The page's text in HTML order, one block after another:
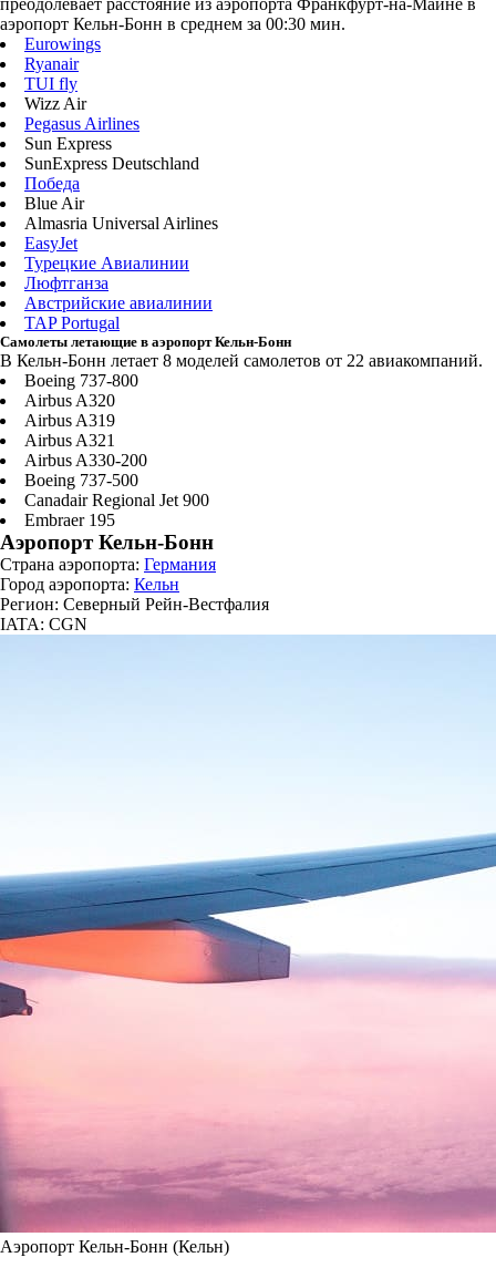
аэропорт Кельн-Бонн в среднем за 00:30 мин.
Eurowings
Ryanair
TUI fly
Wizz Air
Pegasus Airlines
Sun Express
SunExpress Deutschland
Победа
Blue Air
Almasria Universal Airlines
EasyJet
Турецкие Авиалинии
Люфтганза
Австрийские авиалинии
TAP Portugal
Самолеты летающие в аэропорт Кельн-Бонн
В Кельн-Бонн летает 8 моделей самолетов от 22 авиакомпаний.
Boeing 737-800
Airbus A320
Airbus A319
Airbus A321
Airbus A330-200
Boeing 737-500
Canadair Regional Jet 900
Embraer 195
Аэропорт Кельн-Бонн
Страна аэропорта: Германия
Город аэропорта: Кельн
Регион: Северный Рейн-Вестфалия
IATA: CGN
Аэропорт Кельн-Бонн (Кельн)